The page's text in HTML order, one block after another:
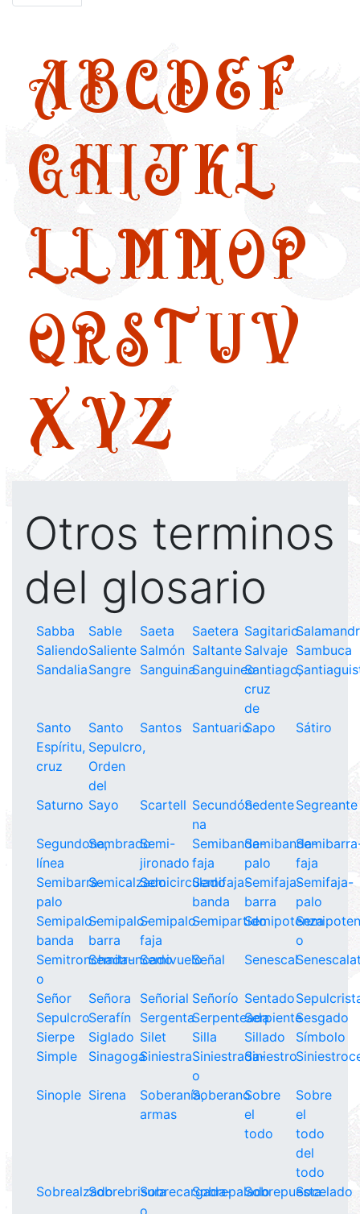
ABCDEF
GHIJKL
LLMNOP
QRSTUV
XYZ
Otros terminos
del glosario
Sabba Sable Saeta Saetera Sagitario
SaliendoSaliente Salmón Saltante Salvaje Sambuca
SandaliaSangre SanguinaSanguineoSantiago,
cruz
de
Santo
Espíritu,
cruz
Santo
Sepulcro,
Orden
del
Santos SantuarioSapo Sátiro
Saturno Sayo Scartell Secundón-
na
SedenteSegreante
Segundona,
línea
SembradoSemi-
jironado
Semibanda-
faja
Semibanda-
palo
faja
Semibarra-
palo
SemicalzadoSemicirculado
Semifaja-
banda
Semifaja-
barra
Semifaja-
palo
Semipalo-
banda
Semipalo-
barra
Semipalo-
faja
SemipartidoSemipotenza
o
Semitronchada-
o
SemitruncadoSemivueloSeñal Senescal
Señor Señora Señorial Señorío Sentado
SepulcroSerafín SergentaSerpenteadaSerpienteSesgado
Sierpe
Siglado Silet Silla Sillado
Símbolo
Simple
SinagogaSiniestraSiniestrada-
o
Siniestro
Sinople Sirena
Soberanía,
armas
SoberanoSobre
el
todo
Sobre
el
todo
del
todo
SobrealzadoSobrebrisuraSobrecargada-
o
SobrepaladoSobrepuestaSocelado